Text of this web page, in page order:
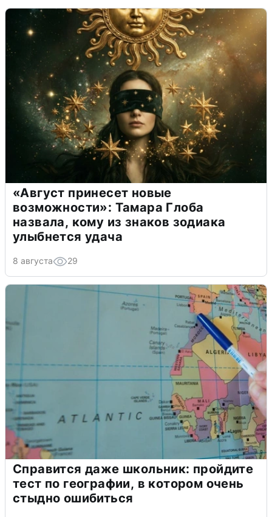
«Август принесет новые
возможности»: Тамара Глоба
назвала, кому из знаков зодиака
улыбнется удача
8 августа 29
Справится даже школьник: пройдите
тест по географии, в котором очень
стыдно ошибиться